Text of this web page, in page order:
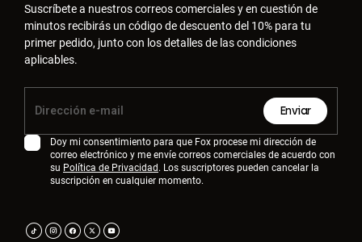
Suscríbete a nuestros correos comerciales y en cuestión de
minutos recibirás un código de descuento del 10% para tu
primer pedido, junto con los detalles de las condiciones
aplicables.
Enviar
Doy mi consentimiento para que Fox procese mi dirección de
correo electrónico y me envíe correos comerciales de acuerdo con
su Política de Privacidad. Los suscriptores pueden cancelar la
suscripción en cualquier momento.